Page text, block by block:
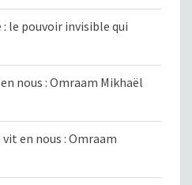
le pouvoir invisible qui
nous : Omraam Mikhaël
en nous : Omraam